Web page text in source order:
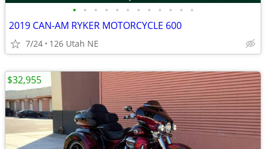
• • • • • • • • • • • •
2019 CAN-AM RYKER MOTORCYCLE 600
7/24 126 Utah NE
$32,955